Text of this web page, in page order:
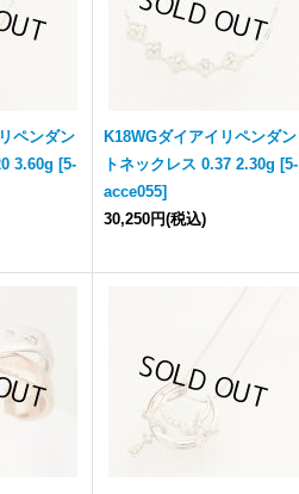
ペンダン
3.60g [5-
K18WGダイアイリペンダン
トネックレス 0.37 2.30g [5-
acce055]
30,250円(税込)